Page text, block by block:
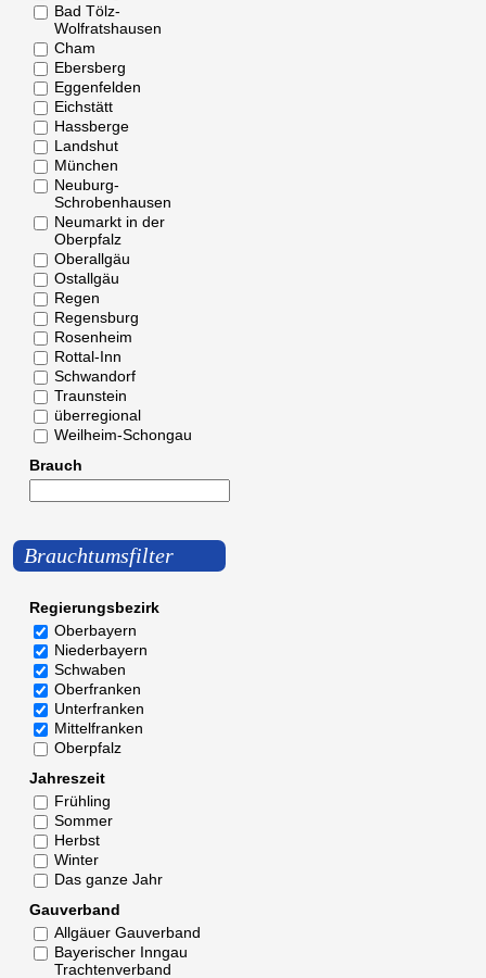
Bad Tölz-
Wolfratshausen
Cham
Ebersberg
Eggenfelden
Eichstätt
Hassberge
Landshut
München
Neuburg-
Schrobenhausen
Neumarkt in der
Oberpfalz
Oberallgäu
Ostallgäu
Regen
Regensburg
Rosenheim
Rottal-Inn
Schwandorf
Traunstein
überregional
Weilheim-Schongau
Brauch
Brauchtumsfilter
Regierungsbezirk
Oberbayern
Niederbayern
Schwaben
Oberfranken
Unterfranken
Mittelfranken
Oberpfalz
Jahreszeit
Frühling
Sommer
Herbst
Winter
Das ganze Jahr
Gauverband
Allgäuer Gauverband
Bayerischer Inngau
Trachtenverband